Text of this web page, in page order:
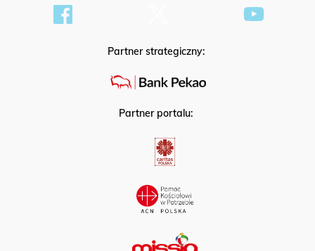
Partner strategiczny:
Partner portalu: